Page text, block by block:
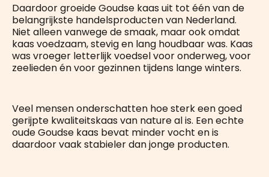
Daardoor groeide Goudse kaas uit tot één van de
belangrijkste handelsproducten van Nederland.
Niet alleen vanwege de smaak, maar ook omdat
kaas voedzaam, stevig en lang houdbaar was. Kaas
was vroeger letterlijk voedsel voor onderweg, voor
zeelieden én voor gezinnen tijdens lange winters.
Veel mensen onderschatten hoe sterk een goed
gerijpte kwaliteitskaas van nature al is. Een echte
oude Goudse kaas bevat minder vocht en is
daardoor vaak stabieler dan jonge producten.